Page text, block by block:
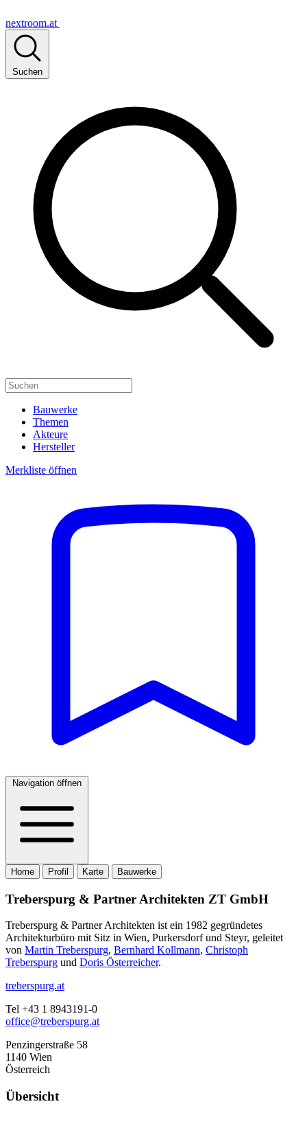
nextroom.at
Suchen
Bauwerke
Themen
Akteure
Hersteller
Merkliste öffnen
Navigation öffnen
Home Profil Karte Bauwerke
Treberspurg & Partner Architekten ZT GmbH
Treberspurg & Partner Architekten ist ein 1982 gegründetes
Architekturbüro mit Sitz in Wien, Purkersdorf und Steyr, geleitet
von Martin Treberspurg, Bernhard Kollmann, Christoph
Treberspurg und Doris Österreicher.
treberspurg.at
Tel +43 1 8943191-0
office@treberspurg.at
Penzingerstraße 58
1140 Wien
Österreich
Übersicht